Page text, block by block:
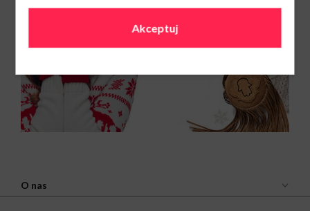
O nas
Akceptuj